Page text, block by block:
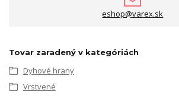
eshop@varex.sk
Tovar zaradený v kategóriách
Dyhové hrany
Vrstvené